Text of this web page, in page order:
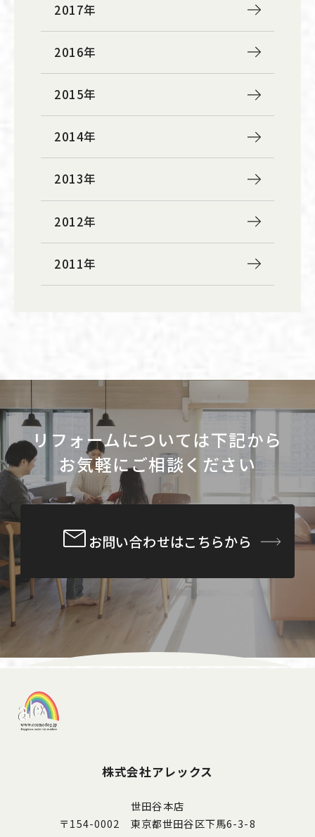
2017年
2016年
2015年
2014年
2013年
2012年
2011年
リフォームについては下記から
お気軽にご相談ください
お問い合わせはこちらから
株式会社アレックス
世田谷本店
〒154-0002 東京都世田谷区下馬6-3-8